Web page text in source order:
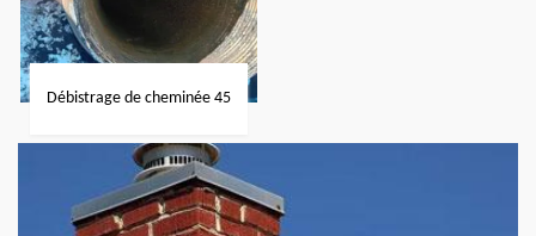
Débistrage de cheminée 45